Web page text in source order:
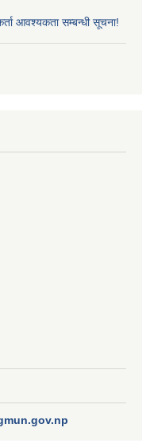
आवश्यकता सम्बन्धी सूचना!